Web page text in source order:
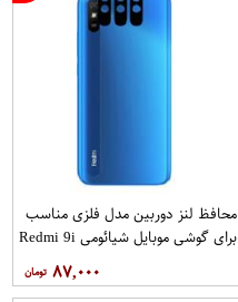
محافظ لنز دوربین مدل فلزی مناسب
برای گوشی موبایل شیائومی Redmi 9i
۸۷,۰۰۰